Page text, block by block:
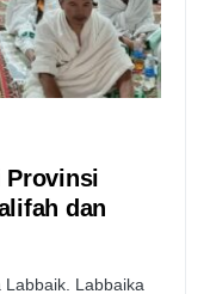
Provinsi
dan
Labbaik. Labbaika